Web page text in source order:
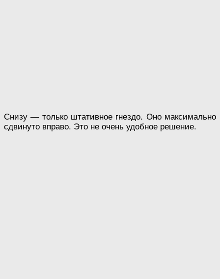
Снизу — только штативное гнездо. Оно максимально
сдвинуто вправо. Это не очень удобное решение.